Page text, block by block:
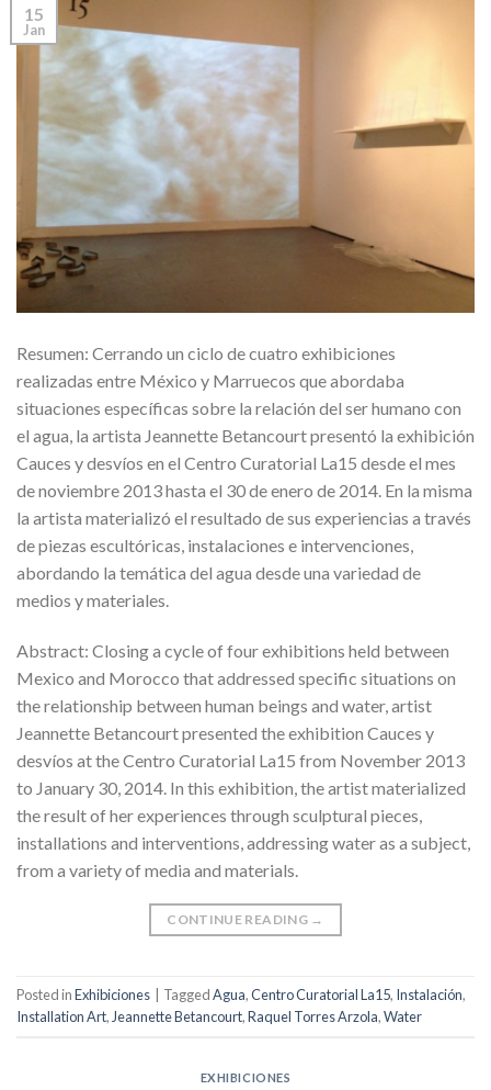
15
Jan
Resumen: Cerrando un ciclo de cuatro exhibiciones
realizadas entre México y Marruecos que abordaba
situaciones específicas sobre la relación del ser humano con
el agua, la artista Jeannette Betancourt presentó la exhibición
Cauces y desvíos en el Centro Curatorial La15 desde el mes
de noviembre 2013 hasta el 30 de enero de 2014. En la misma
la artista materializó el resultado de sus experiencias a través
de piezas escultóricas, instalaciones e intervenciones,
abordando la temática del agua desde una variedad de
medios y materiales.
Abstract: Closing a cycle of four exhibitions held between
Mexico and Morocco that addressed specific situations on
the relationship between human beings and water, artist
Jeannette Betancourt presented the exhibition Cauces y
desvíos at the Centro Curatorial La15 from November 2013
to January 30, 2014. In this exhibition, the artist materialized
the result of her experiences through sculptural pieces,
installations and interventions, addressing water as a subject,
from a variety of media and materials.
CONTINUE READING →
Posted inExhibiciones TaggedAgua,Centro Curatorial La15, Instalación,
Installation Art, Jeannette Betancourt,Raquel Torres Arzola,Water
EXHIBICIONES